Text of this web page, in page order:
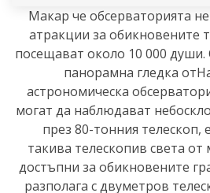
Макар че обсерваторията
атракции за обикновените
посещават около 10 000 души.
панорамна гледка
астрономическа
могат да наблюдават
през 80-тонния телескоп,
такива телескопив света от
достъпни за обикновените
разполага с двуметров